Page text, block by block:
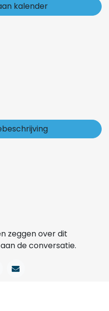
kalender
zeggen over dit
de conversatie.